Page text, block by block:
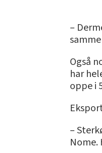
–
Også
har
oppe i
–